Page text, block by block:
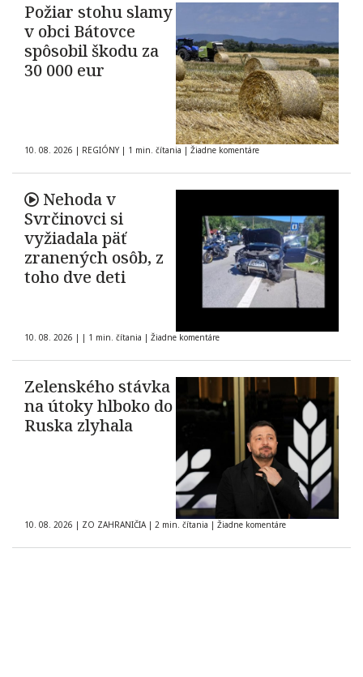
Požiar stohu slamy
v obci Bátovce
spôsobil škodu za
30 000 eur
10. 08. 2026 | REGIÓNY | 1 min. čítania | Žiadne komentáre
Nehoda v
Svrčinovci si
vyžiadala päť
zranených osôb, z
toho dve deti
10. 08. 2026 | | 1 min. čítania | Žiadne komentáre
Zelenského stávka
na útoky hlboko do
Ruska zlyhala
10. 08. 2026 | ZO ZAHRANIČIA | 2 min. čítania | Žiadne komentáre